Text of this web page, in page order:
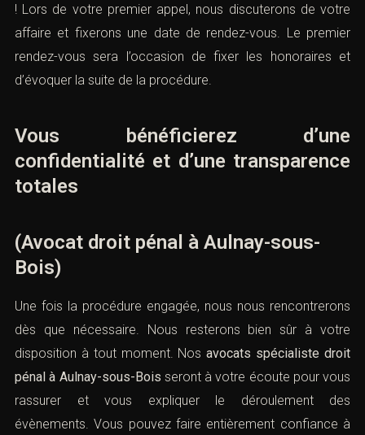
! Lors de votre premier appel, nous discuterons de votre
affaire et fixerons une date de rendez-vous. Le premier
rendez-vous sera l’occasion de fixer les honoraires et
d’évoquer la suite de la procédure.
Vous bénéficierez d’une
confidentialité et d’une transparence
totales
(Avocat droit pénal à Aulnay-sous-
Bois)
Une fois la procédure engagée, nous nous rencontrerons
dès que nécessaire. Nous resterons bien sûr à votre
disposition à tout moment. Nosavocats spécialiste droit
pénal à Aulnay-sous-Bois seront à votre écoute pour vous
rassurer et vous expliquer le déroulement des
évènements. Vous pouvez faire entièrement confiance à